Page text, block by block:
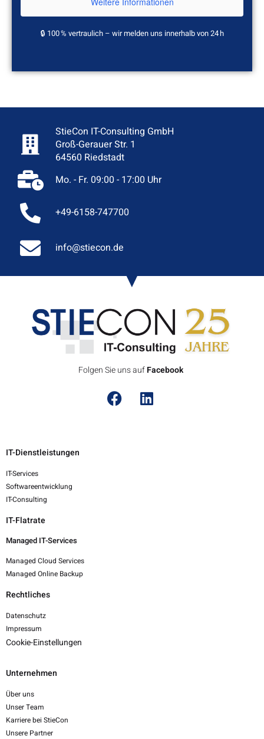
🔒 100 % vertraulich – wir melden uns innerhalb von 24 h
StieCon IT-Consulting GmbH
Groß-Gerauer Str. 1
64560 Riedstadt
Mo. - Fr. 09:00 - 17:00 Uhr
+49-6158-747700
info@stiecon.de
Folgen Sie uns auf Facebook
IT-Dienstleistungen
IT-Services
Softwareentwicklung
IT-Consulting
IT-Flatrate
Managed IT-Services
Managed Cloud Services
Managed Online Backup
Rechtliches
Datenschutz
Impressum
Cookie-Einstellungen
Unternehmen
Über uns
Unser Team
Karriere bei StieCon
Unsere Partner